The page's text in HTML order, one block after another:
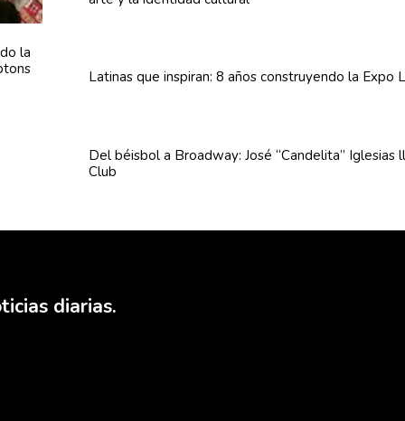
Latinas que inspiran: 8 años construyendo la Expo
Del béisbol a Broadway: José “Candelita” Iglesias
Club
diarias.